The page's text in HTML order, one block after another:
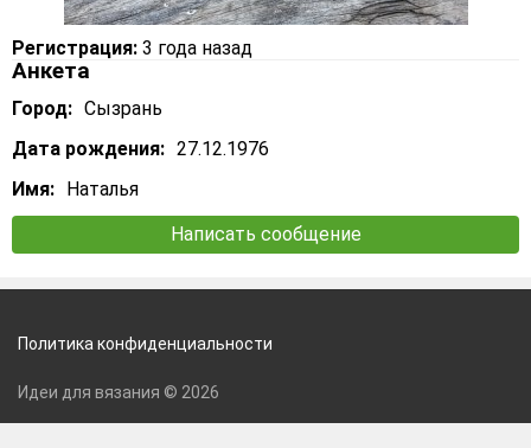
Регистрация: 3 года назад
Анкета
Город: Сызрань
Дата рождения: 27.12.1976
Имя: Наталья
Написать сообщение
Политика конфиденциальности
Идеи для вязания © 2026